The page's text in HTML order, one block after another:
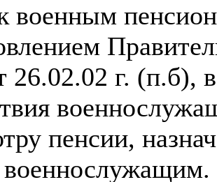
военным
г. (п.б),
пенсии,